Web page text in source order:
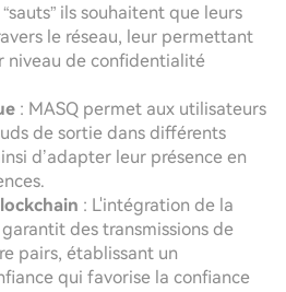
ils souhaitent que leurs
le réseau, leur permettant
niveau de confidentialité
: MASQ permet aux utilisateurs
de sortie dans différents
d’adapter leur présence en
: L'intégration de la
des transmissions de
pairs, établissant un
qui favorise la confiance